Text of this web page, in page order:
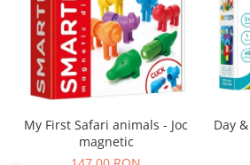
My First Safari animals - Joc
magnetic
Day